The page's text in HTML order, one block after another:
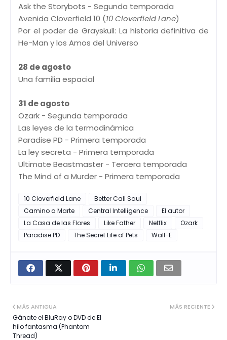
Ask the Storybots - Segunda temporada
Avenida Cloverfield 10 (10 Cloverfield Lane)
Por el poder de Grayskull: La historia definitiva de
He-Man y los Amos del Universo
28 de agosto
Una familia espacial
31 de agosto
Ozark - Segunda temporada
Las leyes de la termodinámica
Paradise PD - Primera temporada
La ley secreta - Primera temporada
Ultimate Beastmaster - Tercera temporada
The Mind of a Murder - Primera temporada
10 Cloverfield Lane
Better Call Saul
Camino a Marte
Central Intelligence
El autor
La Casa de las Flores
Like Father Netflix
Ozark
Paradise PD
The Secret Life of Pets Wall-E
MÁS RECIENTE
MÁS ANTIGUA
Gánate el BluRay o DVD de El
hilo fantasma (Phantom
Thread)